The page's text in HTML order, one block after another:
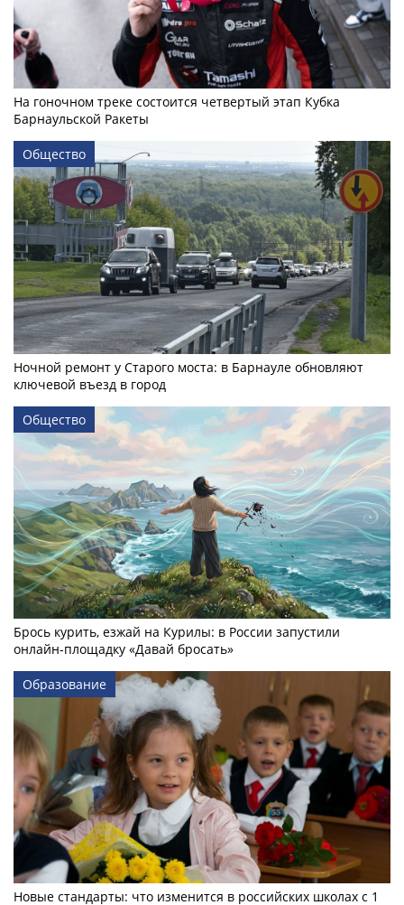
На гоночном треке состоится четвертый этап Кубка
Барнаульской Ракеты
Общество
Ночной ремонт у Старого моста: в Барнауле обновляют
ключевой въезд в город
Общество
Брось курить, езжай на Курилы: в России запустили
онлайн-­площадку «Давай бросать»
Образование
Новые стандарты: что изменится в российских школах с 1